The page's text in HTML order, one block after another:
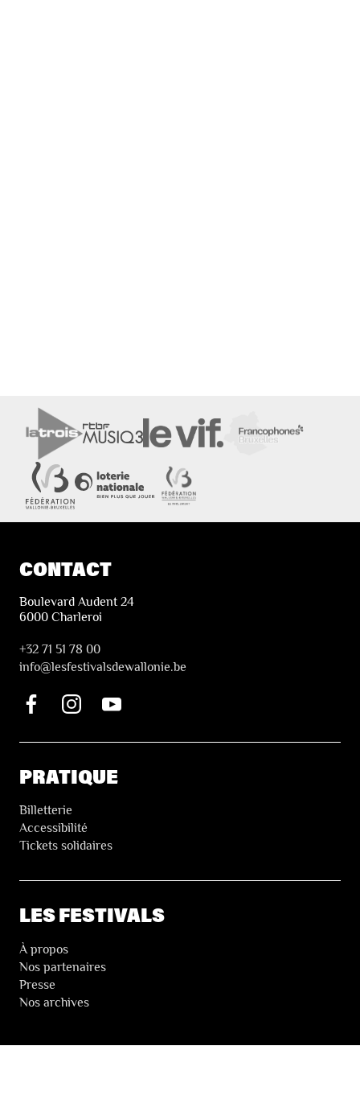
CONTACT
Boulevard Audent 24
6000 Charleroi
+32 71 51 78 00
info@lesfestivalsdewallonie.be
PRATIQUE
Billetterie
Accessibilité
Tickets solidaires
LES FESTIVALS
À propos
Nos partenaires
Presse
Nos archives